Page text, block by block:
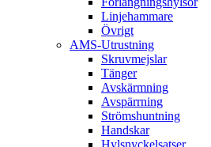
Linjehammare
Övrigt
AMS-Utrustning
Skruvmejslar
Tänger
Avskärmning
Avspärrning
Strömshuntning
Handskar
Hylsnyckelsatser